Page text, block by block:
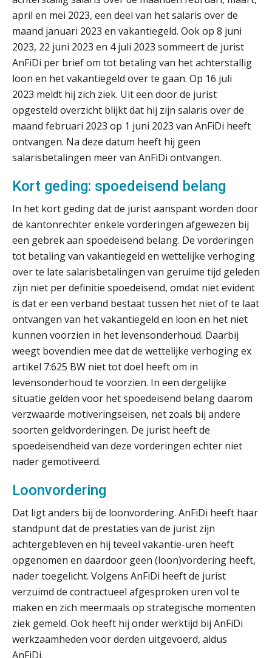
april en mei 2023, een deel van het salaris over de
maand januari 2023 en vakantiegeld. Ook op 8 juni
2023, 22 juni 2023 en 4 juli 2023 sommeert de jurist
AnFiDi per brief om tot betaling van het achterstallig
loon en het vakantiegeld over te gaan. Op 16 juli
2023 meldt hij zich ziek. Uit een door de jurist
opgesteld overzicht blijkt dat hij zijn salaris over de
maand februari 2023 op 1 juni 2023 van AnFiDi heeft
ontvangen. Na deze datum heeft hij geen
salarisbetalingen meer van AnFiDi ontvangen.
Kort geding: spoedeisend belang
In het kort geding dat de jurist aanspant worden door
de kantonrechter enkele vorderingen afgewezen bij
een gebrek aan spoedeisend belang. De vorderingen
tot betaling van vakantiegeld en wettelijke verhoging
over te late salarisbetalingen van geruime tijd geleden
zijn niet per definitie spoedeisend, omdat niet evident
is dat er een verband bestaat tussen het niet of te laat
ontvangen van het vakantiegeld en loon en het niet
kunnen voorzien in het levensonderhoud. Daarbij
weegt bovendien mee dat de wettelijke verhoging ex
artikel 7:625 BW niet tot doel heeft om in
levensonderhoud te voorzien. In een dergelijke
situatie gelden voor het spoedeisend belang daarom
verzwaarde motiveringseisen, net zoals bij andere
soorten geldvorderingen. De jurist heeft de
spoedeisendheid van deze vorderingen echter niet
nader gemotiveerd.
Loonvordering
Dat ligt anders bij de loonvordering. AnFiDi heeft haar
standpunt dat de prestaties van de jurist zijn
achtergebleven en hij teveel vakantie-uren heeft
opgenomen en daardoor geen (loon)vordering heeft,
nader toegelicht. Volgens AnFiDi heeft de jurist
verzuimd de contractueel afgesproken uren vol te
maken en zich meermaals op strategische momenten
ziek gemeld. Ook heeft hij onder werktijd bij AnFiDi
werkzaamheden voor derden uitgevoerd, aldus
AnFiDi.